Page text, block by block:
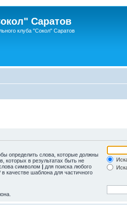
Саратов
клуба "Сокол" Саратов
определить слова, которые должны
которых в результатах быть не
символом | для поиска любого
в качестве шаблона для частичного